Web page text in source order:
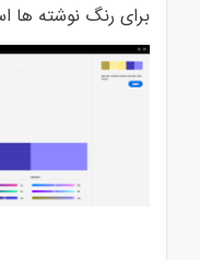
برای رنگ نوشته ها